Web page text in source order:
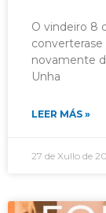
O vindeiro 8
novamente
Unha
LEER MÁS »
27 de Xullo de